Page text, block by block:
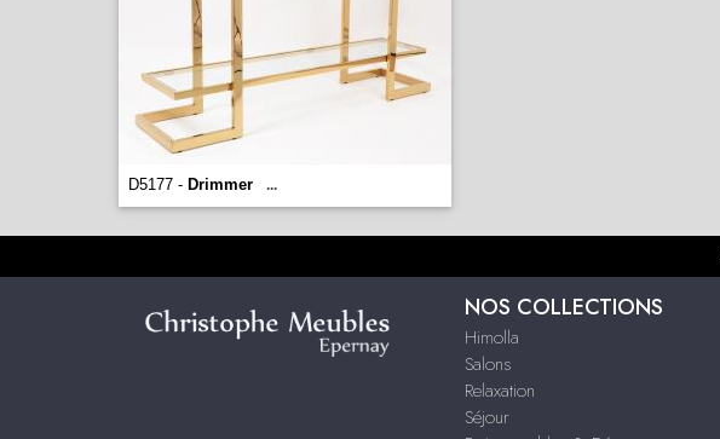
D5177 - Drimmer ...
NOS COLLECTIONS
Himolla
Salons
Relaxation
Séjour